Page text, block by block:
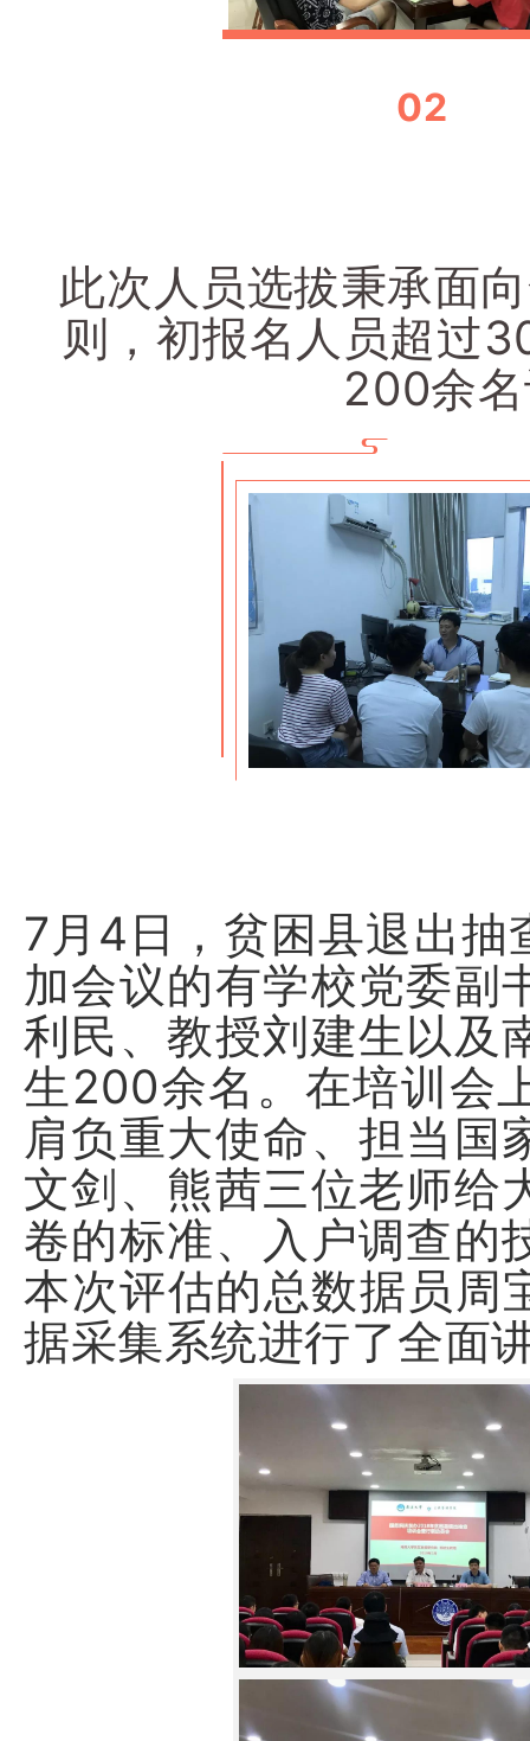
02
此次人员选拔秉承面
则，初报名人员超过
200余
7月4日，贫困县退出抽
加会议的有学校党委副
利民、教授刘建生以及
生200余名。在培训会
肩负重大使命、担当国
文剑、熊茜三位老师给
卷的标准、入户调查的
本次评估的总数据员周
据采集系统进行了全面